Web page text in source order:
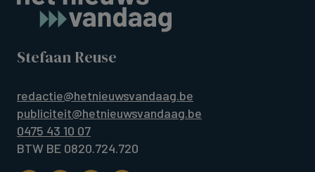
Stefaan Reuse
redactie@hetnieuwsvandaag.be
publiciteit@hetnieuwsvandaag.be
0475 43 10 07
BTW BE 0820.724.720